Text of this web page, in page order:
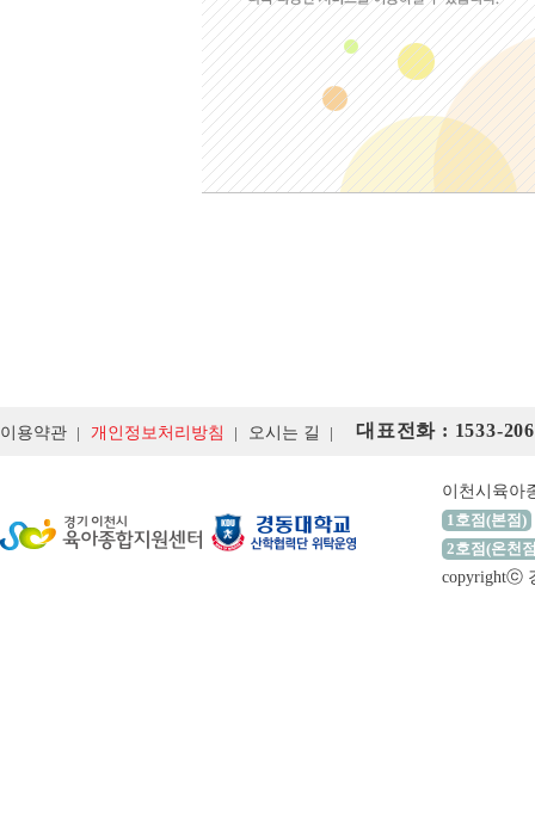
이용약관 개인정보처리방침 오시는 길 대표전화 : 1533-
이천시육아
1호점(본점)
2호점(온천
copyrightⓒ